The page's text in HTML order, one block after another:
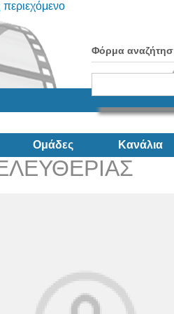
Φόρμα
Ομάδες Κανάλια